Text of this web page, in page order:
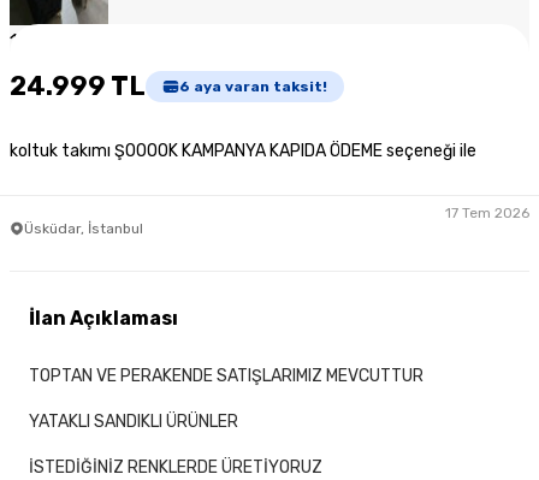
1
24.999 TL 6 aya varan taksit!
koltuk takımı ŞOOOOK KAMPANYA KAPIDA ÖDEME seçeneği ile
Üsküdar, İstanbul
17 Tem 2026
İlan Açıklaması
TOPTAN VE PERAKENDE SATIŞLARIMIZ MEVCUTTUR
YATAKLI SANDIKLI ÜRÜNLER
İSTEDİĞİNİZ RENKLERDE ÜRETİYORUZ